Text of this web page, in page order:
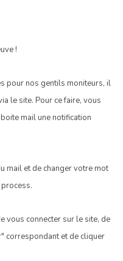
!
pour nos gentils moniteurs, il
le site. Pour ce faire, vous
mail une notification
mail et de changer votre mot
vous connecter sur le site, de
correspondant et de cliquer